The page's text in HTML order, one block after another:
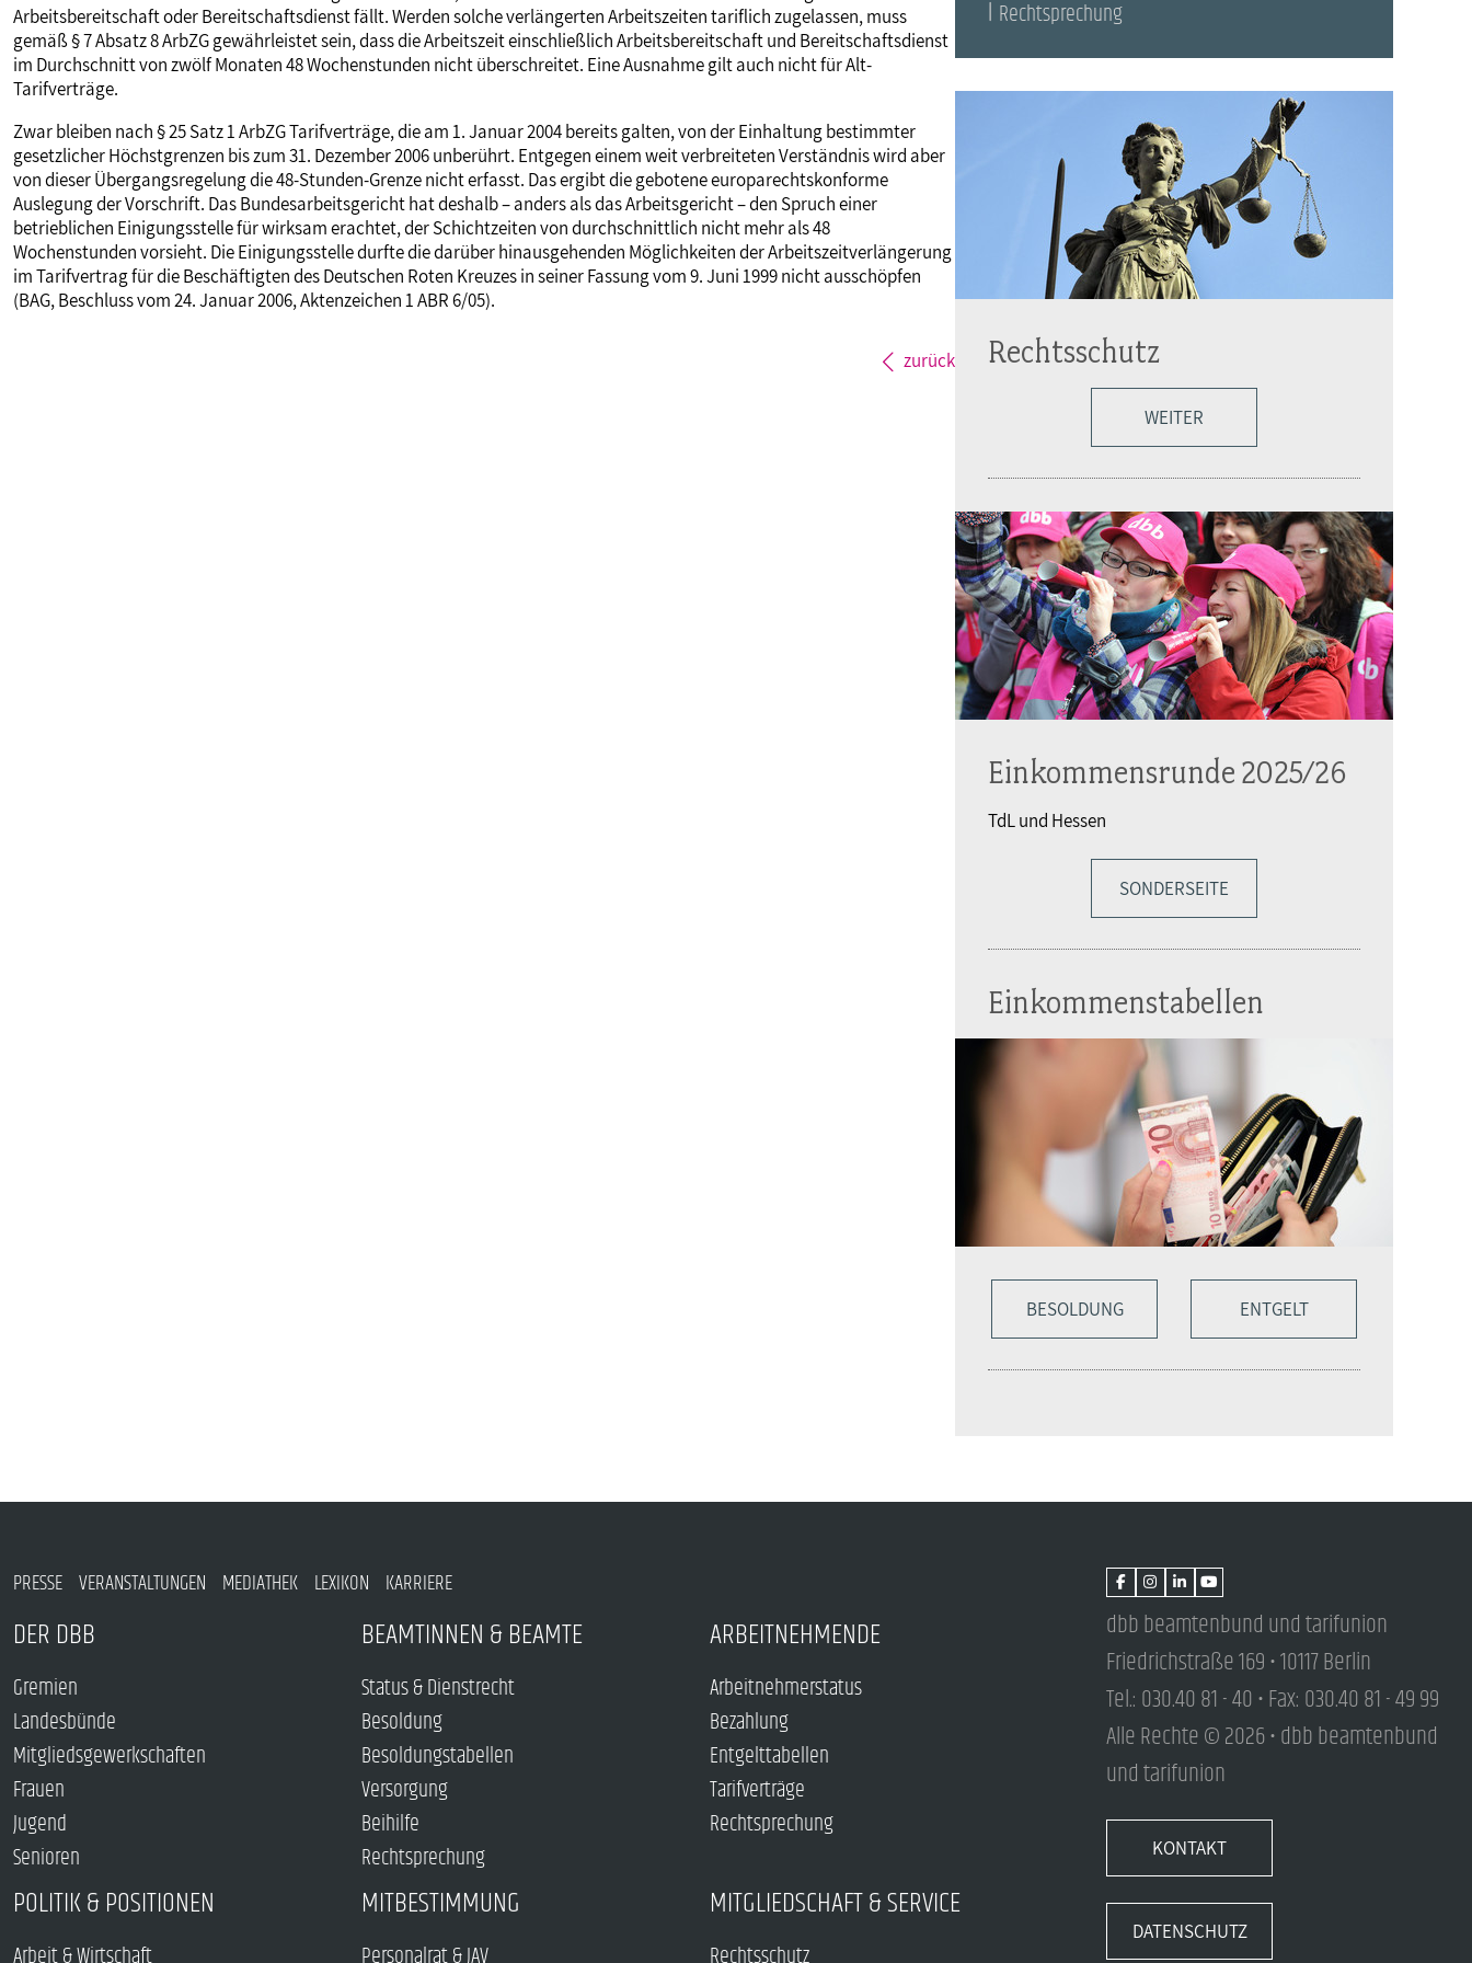
Frauen
Jugend
Senioren
Versorgung
Beihilfe
Rechtsprechung
Tarifverträge
Rechtsprechung
Bildung
Europa
MITBESTIMMUNG
MITGLIEDSCHAFT & SERVICE
Akademie
Verlag
Arbeitsbereitschaft oder Bereitschaftsdienst fällt. Werden solche verlängerten Arbeitszeiten tariflich zugelassen, muss
gemäß § 7 Absatz 8 ArbZG gewährleistet sein, dass die Arbeitszeit einschließlich Arbeitsbereitschaft und Bereitschaftsdienst
im Durchschnitt von zwölf Monaten 48 Wochenstunden nicht überschreitet. Eine Ausnahme gilt auch nicht für Alt-
Tarifverträge.
Zwar bleiben nach § 25 Satz 1 ArbZG Tarifverträge, die am 1. Januar 2004 bereits galten, von der Einhaltung bestimmter
gesetzlicher Höchstgrenzen bis zum 31. Dezember 2006 unberührt. Entgegen einem weit verbreiteten Verständnis wird aber
von dieser Übergangsregelung die 48-Stunden-Grenze nicht erfasst. Das ergibt die gebotene europarechtskonforme
Auslegung der Vorschrift. Das Bundesarbeitsgericht hat deshalb – anders als das Arbeitsgericht – den Spruch einer
betrieblichen Einigungsstelle für wirksam erachtet, der Schichtzeiten von durchschnittlich nicht mehr als 48
Wochenstunden vorsieht. Die Einigungsstelle durfte die darüber hinausgehenden Möglichkeiten der Arbeitszeitverlängerung
im Tarifvertrag für die Beschäftigten des Deutschen Roten Kreuzes in seiner Fassung vom 9. Juni 1999 nicht ausschöpfen
(BAG, Beschluss vom 24. Januar 2006, Aktenzeichen 1 ABR 6/05).
zurück
Rechtsprechung
Rechtsschutz
WEITER
Einkommensrunde 2025/26
TdL und Hessen
SONDERSEITE
Einkommenstabellen
BESOLDUNG ENTGELT
PRESSE VERANSTALTUNGEN MEDIATHEK LEXIKON KARRIERE
DER DBB
Gremien
Landesbünde
Mitgliedsgewerkschaften
Frauen
Jugend
Senioren
BEAMTINNEN & BEAMTE
Status & Dienstrecht
Besoldung
Besoldungstabellen
Versorgung
Beihilfe
Rechtsprechung
ARBEITNEHMENDE
Arbeitnehmerstatus
Bezahlung
Entgelttabellen
Tarifverträge
Rechtsprechung
POLITIK & POSITIONEN MITBESTIMMUNG MITGLIEDSCHAFT & SERVICE
dbb beamtenbund und tarifunion
Friedrichstraße 169 • 10117 Berlin
Tel.: 030.40 81 - 40 • Fax: 030.40 81 - 49 99
Alle Rechte © 2026 • dbb beamtenbund
und tarifunion
KONTAKT
DATENSCHUTZ